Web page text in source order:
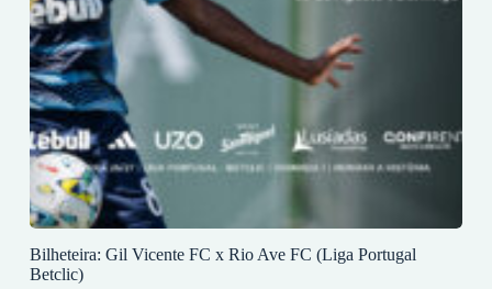
Bilheteira: Gil Vicente FC x Rio Ave FC (Liga Portugal
Betclic)